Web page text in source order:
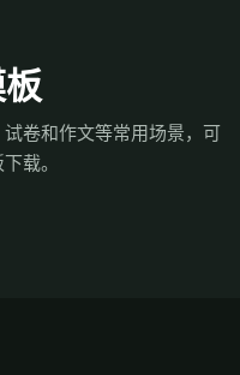
卷和作文等常用场景，可
载。